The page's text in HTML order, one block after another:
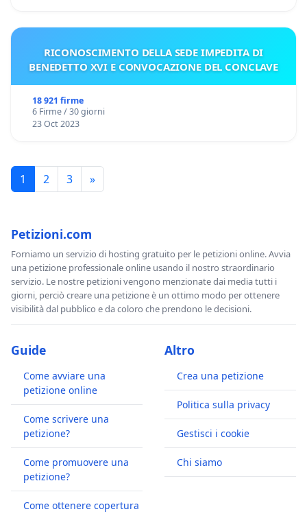
RICONOSCIMENTO DELLA SEDE IMPEDITA DI
BENEDETTO XVI E CONVOCAZIONE DEL CONCLAVE
18 921 firme
6 Firme / 30 giorni
23 Oct 2023
1 2 3 »
Petizioni.com
Forniamo un servizio di hosting gratuito per le petizioni online. Avvia
una petizione professionale online usando il nostro straordinario
servizio. Le nostre petizioni vengono menzionate dai media tutti i
giorni, perciò creare una petizione è un ottimo modo per ottenere
visibilità dal pubblico e da coloro che prendono le decisioni.
Guide
Come avviare una
petizione online
Come scrivere una
petizione?
Come promuovere una
petizione?
Come ottenere copertura
Altro
Crea una petizione
Politica sulla privacy
Gestisci i cookie
Chi siamo